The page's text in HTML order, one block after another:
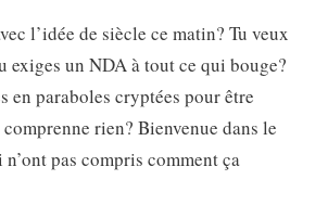
l’idée de siècle ce matin? Tu veux
exiges un NDA à tout ce qui bouge?
en paraboles cryptées pour être
rien? Bienvenue dans le
pas compris comment ça